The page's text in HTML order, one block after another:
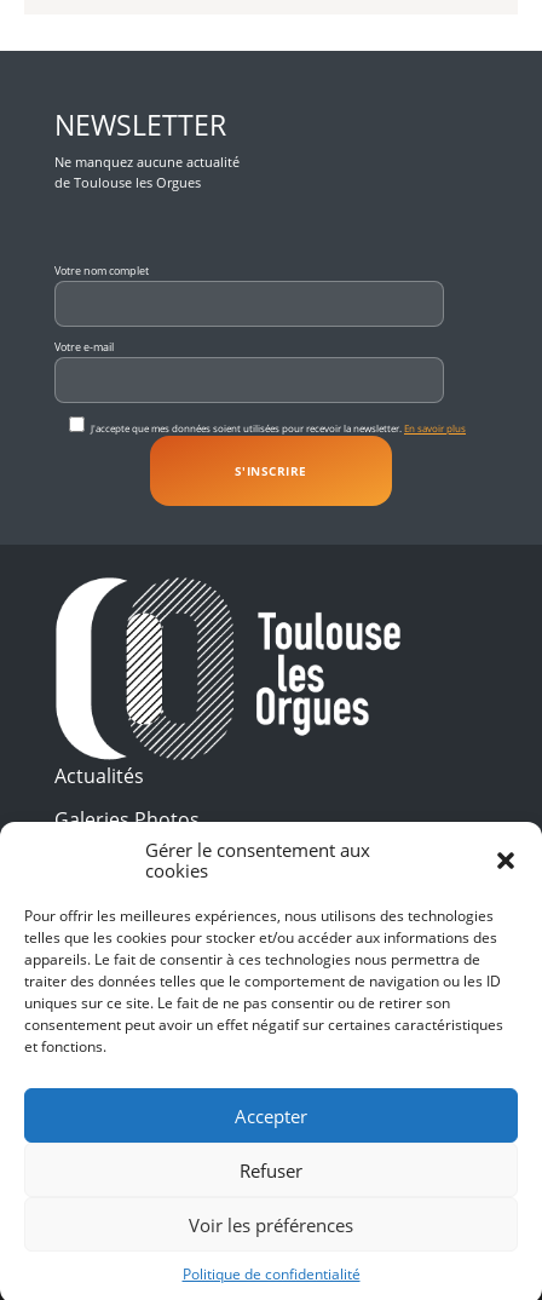
Gérer le consentement aux
cookies
Pour offrir les meilleures expériences, nous utilisons des technologies
telles que les cookies pour stocker et/ou accéder aux informations des
appareils. Le fait de consentir à ces technologies nous permettra de
traiter des données telles que le comportement de navigation ou les ID
uniques sur ce site. Le fait de ne pas consentir ou de retirer son
consentement peut avoir un effet négatif sur certaines caractéristiques
et fonctions.
Accepter
Refuser
Voir les préférences
Politique de confidentialité
NEWSLETTER
Ne manquez aucune actualité
de Toulouse les Orgues
Votre nom complet
Votre e-mail
J'accepte que mes données soient utilisées pour recevoir la newsletter. En savoir plus
Actualités
Galeries Photos
Vidéothèque
Presse
Billetterie
Recrutement
Mentions légales
Politique de confidentialité
SUIVEZ-NOUS
© 2024 Toulouse les Orgues – Tous droits